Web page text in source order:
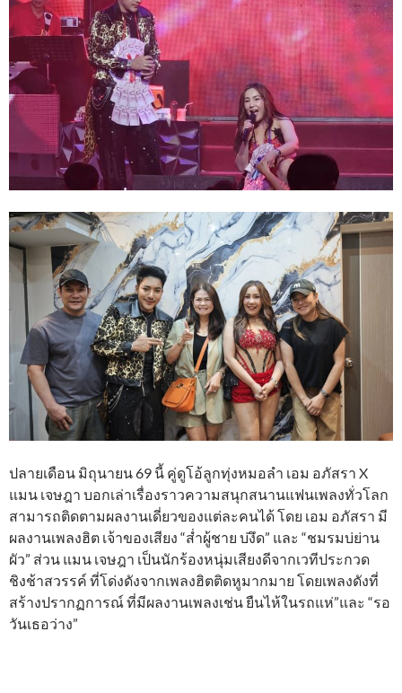
ปลายเดือน มิถุนายน 69 นี้ คู่ดูโอ้ลูกทุ่งหมอลำ เอม อภัสรา ​X
แมน เจษฎา บอกเล่าเรื่องราวความสนุกสนานแฟนเพลงทั่วโลก
สามารถติดตามผลงานเดี่ยวของแต่ละคนได้ โดย เอม อภัสรา มี
ผลงานเพลงฮิต เจ้าของเสียง “ส่ำผู้ชาย บ่งึด” และ “ชมรมบ่ย่าน
ผัว” ส่วน แมน เจษฎา เป็นนักร้องหนุ่มเสียงดีจากเวทีประกวด
ชิงช้าสวรรค์ ที่โด่งดังจากเพลงฮิตติดหูมากมาย โดยเพลงดังที่
สร้างปรากฏการณ์ ที่มีผลงานเพลงเช่น ยืนไห้ในรถแห่”และ “รอ
วันเธอว่าง”